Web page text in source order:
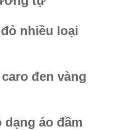
nhiều loại
đen vàng
dạng áo đầm